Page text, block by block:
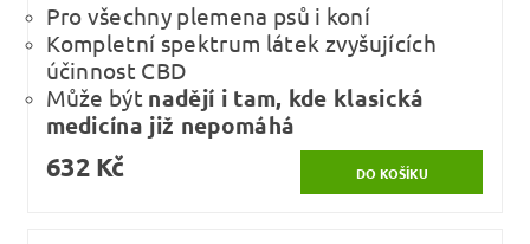
Pro všechny plemena psů i koní
Kompletní spektrum látek zvyšujících
účinnost CBD
Může být nadějí i tam, kde klasická
medicína již nepomáhá
632 Kč